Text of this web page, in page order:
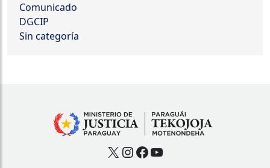
Comunicado
DGCIP
Sin categoría
X Instagram
Facebook
YouTube